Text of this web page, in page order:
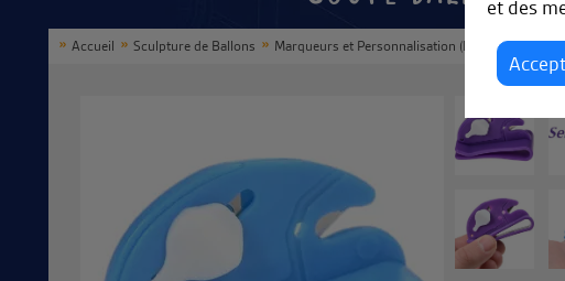
et des
Accueil Sculpture de Ballons Marqueurs et Personnalisation (Nouveau)